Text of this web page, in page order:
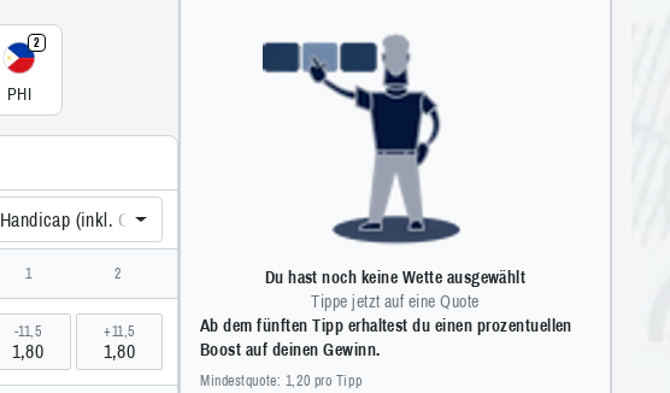
2
PHI
Handicap (inkl. OT)
1 2
-11,5
1,80
+11,5
1,80
Du hast noch keine Wette ausgewählt
Tippe jetzt auf eine Quote
Ab dem fünften Tipp erhaltest du einen prozentuellen
Boost auf deinen Gewinn.
Mindestquote: 1,20 pro Tipp
4
5